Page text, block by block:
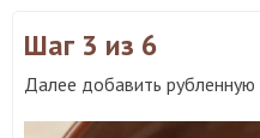
Шаг 3 из 6
Далее добавить рубленную